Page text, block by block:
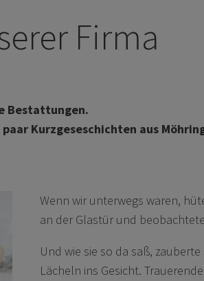
Firma
Bestattungen.
Kurzgeseschichten aus
Wenn wir unterwegs waren,
an der Glastür und
Und wie sie so da saß,
Lächeln ins Gesicht.